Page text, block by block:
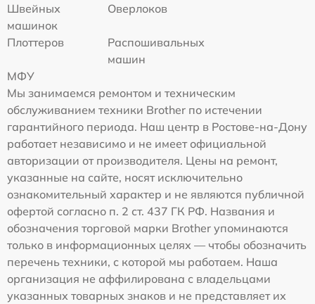
Швейных
машинок
Оверлоков
Плоттеров
Распошивальных
машин
МФУ
Мы занимаемся ремонтом и техническим
обслуживанием техники Brother по истечении
гарантийного периода. Наш центр в Ростове-на-Дону
работает независимо и не имеет официальной
авторизации от производителя. Цены на ремонт,
указанные на сайте, носят исключительно
ознакомительный характер и не являются публичной
офертой согласно п. 2 ст. 437 ГК РФ. Названия и
обозначения торговой марки Brother упоминаются
только в информационных целях — чтобы обозначить
перечень техники, с которой мы работаем. Наша
организация не аффилирована с владельцами
указанных товарных знаков и не представляет их